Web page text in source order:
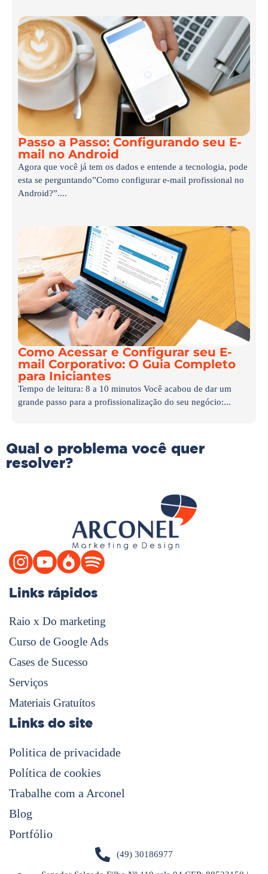
Passo a Passo: Configurando seu E-
mail no Android
Agora que você já tem os dados e entende a tecnologia, pode
esta se perguntando”Como configurar e-mail profissional no
Android?”....
Como Acessar e Configurar seu E-
mail Corporativo: O Guia Completo
para Iniciantes
Tempo de leitura: 8 a 10 minutos Você acabou de dar um
grande passo para a profissionalização do seu negócio:...
Qual o problema você quer
resolver?
Links rápidos
Raio x Do marketing
Curso de Google Ads
Cases de Sucesso
Serviços
Materiais Gratuítos
Links do site
Politica de privacidade
Política de cookies
Trabalhe com a Arconel
Blog
Portfólio
(49) 30186977